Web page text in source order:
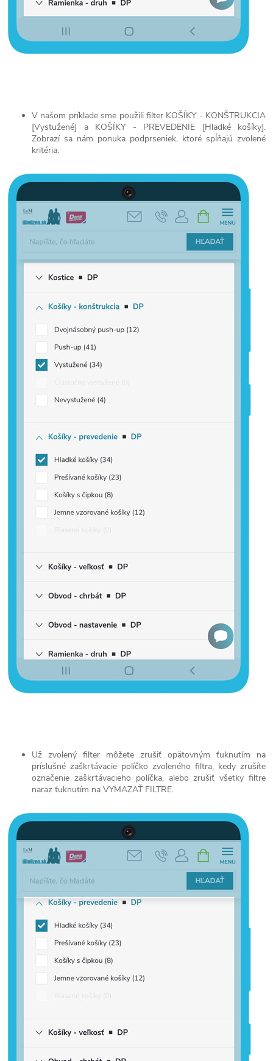
V našom príklade sme použili filter KOŠÍKY - KONŠTRUKCIA
[Vystužené] a KOŠÍKY - PREVEDENIE [Hladké košíky].
Zobrazí sa nám ponuka podprseniek, ktoré spĺňajú zvolené
kritéria.
Už zvolený filter môžete zrušiť opätovným ťuknutím na
príslušné zaškrtávacie políčko zvoleného filtra, kedy zrušíte
označenie zaškrtávacieho políčka, alebo zrušiť všetky filtre
naraz ťuknutím na VYMAZAŤ FILTRE.